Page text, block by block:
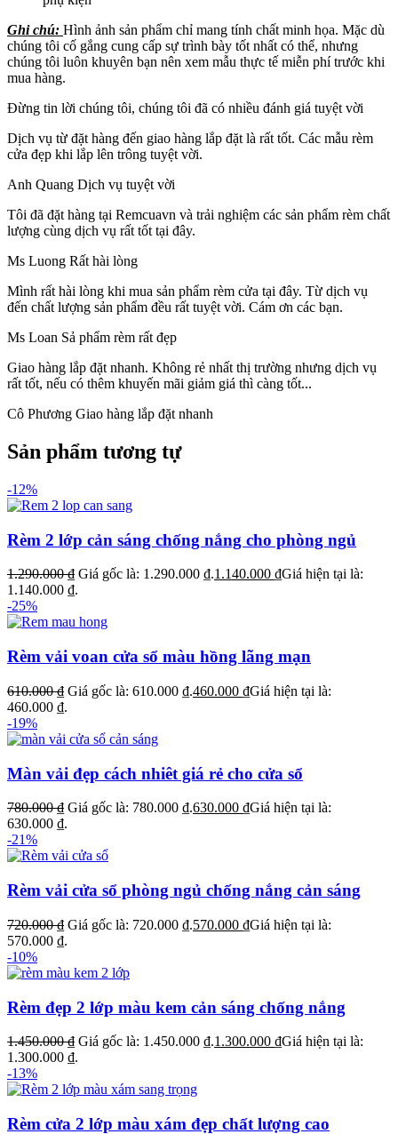
Ghi chú: Hình ảnh sản phẩm chỉ mang tính chất minh họa. Mặc dù
chúng tôi cố gắng cung cấp sự trình bày tốt nhất có thể, nhưng
chúng tôi luôn khuyên bạn nên xem mẫu thực tế miễn phí trước khi
mua hàng.
Đừng tin lời chúng tôi, chúng tôi đã có nhiều đánh giá tuyệt vời
Dịch vụ từ đặt hàng đến giao hàng lắp đặt là rất tốt. Các mẫu rèm
cửa đẹp khi lắp lên trông tuyệt vời.
Anh Quang Dịch vụ tuyệt vời
Tôi đã đặt hàng tại Remcuavn và trải nghiệm các sản phẩm rèm chất
lượng cùng dịch vụ rất tốt tại đây.
Ms Luong Rất hài lòng
Mình rất hài lòng khi mua sản phẩm rèm cửa tại đây. Từ dịch vụ
đến chất lượng sản phẩm đều rất tuyệt vời. Cám ơn các bạn.
Ms Loan Sả phẩm rèm rất đẹp
Giao hàng lắp đặt nhanh. Không rẻ nhất thị trường nhưng dịch vụ
rất tốt, nếu có thêm khuyến mãi giảm giá thì càng tốt...
Cô Phương Giao hàng lắp đặt nhanh
Sản phẩm tương tự
-12%
Rèm 2 lớp cản sáng chống nắng cho phòng ngủ
1.290.000₫ Giá gốc là: 1.290.000 ₫.1.140.000 ₫Giá hiện tại là:
1.140.000 ₫.
-25%
Rèm vải voan cửa sổ màu hồng lãng mạn
610.000₫ Giá gốc là: 610.000 ₫.460.000 ₫Giá hiện tại là:
460.000 ₫.
-19%
Màn vải đẹp cách nhiêt giá rẻ cho cửa sổ
780.000₫ Giá gốc là: 780.000 ₫.630.000 ₫Giá hiện tại là:
630.000 ₫.
-21%
Rèm vải cửa sổ phòng ngủ chống nắng cản sáng
720.000₫ Giá gốc là: 720.000 ₫.570.000 ₫Giá hiện tại là:
570.000 ₫.
-10%
Rèm đẹp 2 lớp màu kem cản sáng chống nắng
1.450.000₫ Giá gốc là: 1.450.000 ₫.1.300.000 ₫Giá hiện tại là:
1.300.000 ₫.
-13%
Rèm cửa 2 lớp màu xám đẹp chất lượng cao